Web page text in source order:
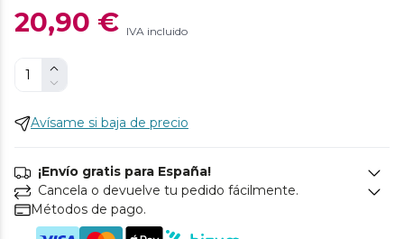
20,90 € IVA incluido
Avísame si baja de precio
¡Envío gratis para España!
Cancela o devuelve tu pedido fácilmente.
Métodos de pago.